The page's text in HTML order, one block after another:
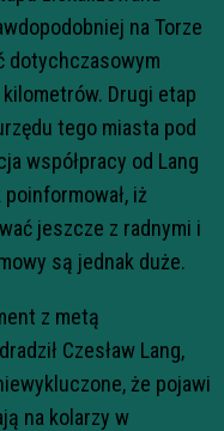
na Torze
dotychczasowym
Drugi etap
tego miasta pod
współpracy od Lang
iż
jeszcze z radnymi i
są jednak duże.
z metą
Czesław Lang,
że pojawi
na kolarzy w